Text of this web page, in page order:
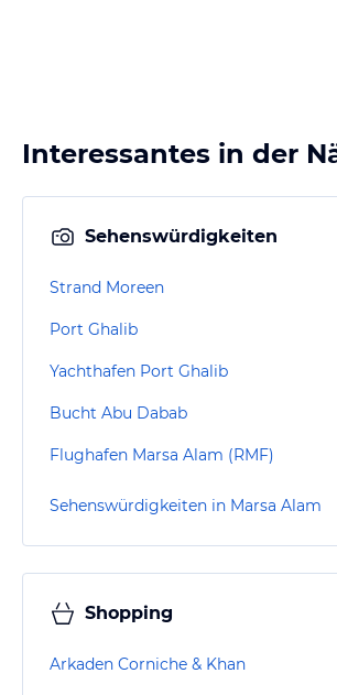
Interessantes in der
Sehenswürdigkeiten
Strand Moreen
Port Ghalib
Yachthafen Port Ghalib
Bucht Abu Dabab
Flughafen Marsa Alam (RMF)
Sehenswürdigkeiten in Marsa Alam
Shopping
Arkaden Corniche & Khan